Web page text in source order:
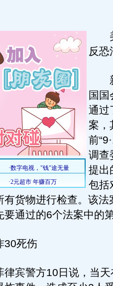
美
反恐
新
国
通过
案，
前
调查
提出
包括
有货物进行检查。该法
要通过的6个法案中的
死伤
宾警方10日说，当天